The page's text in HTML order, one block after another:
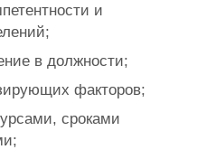
и
в должности;
факторов;
сроками